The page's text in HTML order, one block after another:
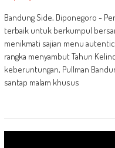
Bandung Side, Diponegoro -
terbaik untuk berkumpul
menikmati sajian menu
rangka menyambut Tahun
keberuntungan, Pullman
santap malam khusus